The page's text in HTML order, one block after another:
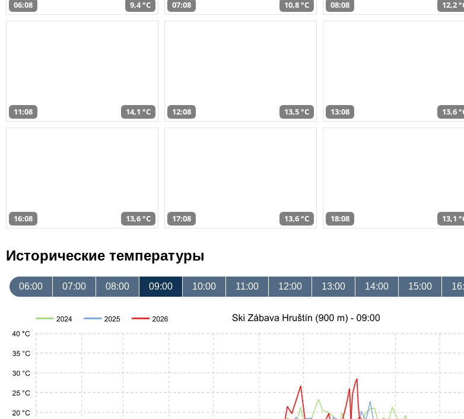
06:08 9,4 °C 07:08 10,8 °C 08:08 12,2
11:08 14,1 °C 12:08 13,5 °C 13:08 13,6
16:08 13,6 °C 17:08 13,6 °C 18:08 13,1
Исторические температуры
06:00 07:00 08:00 09:00 10:00 11:00 12:00 13:00 14:00 15:00